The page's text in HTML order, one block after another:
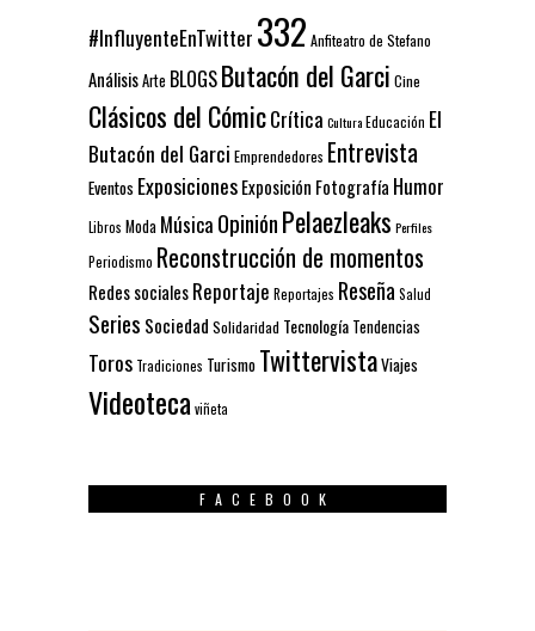
#InfluyenteEnTwitter 332 Anfiteatro de Stefano
AnálisisArte BLOGSButacón del Garci Cine
Clásicos del CómicCrítica CulturaEducación El
Butacón del Garci Emprendedores Entrevista
Eventos ExposicionesExposición Fotografía Humor
Libros Moda Música OpiniónPelaezleaks Perfiles
Periodismo Reconstrucción de momentos
Redes socialesReportaje Reportajes Reseña Salud
Series Sociedad Solidaridad Tecnología Tendencias
Toros Tradiciones Turismo TwittervistaViajes
Videoteca viñeta
FACEBOOK